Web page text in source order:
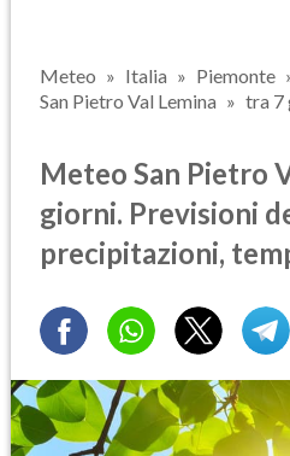
Meteo Italia
Piemonte
San Pietro Val Lemina
tra 7
Meteo San Pietro
giorni. Previsioni
precipitazioni,